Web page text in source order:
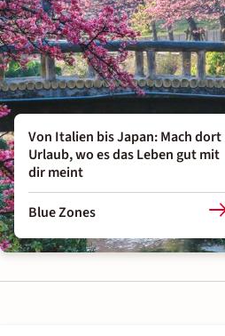
Von Italien bis Japan: Mach dort
Urlaub, wo es das Leben gut mit
dir meint
Blue Zones